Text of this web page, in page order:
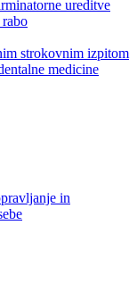
ureditve
strokovnim izpitom
medicine
in